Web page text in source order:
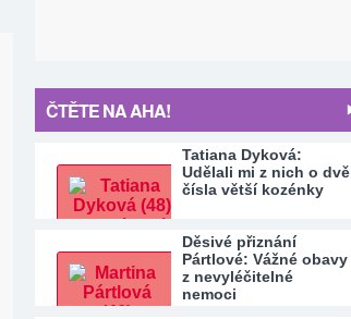
ČTĚTE NA AHA!
Tatiana Dyková:
Udělali mi z nich o dvě
čísla větší kozénky
Děsivé přiznání
Pártlové: Vážné obavy
z nevyléčitelné
nemoci